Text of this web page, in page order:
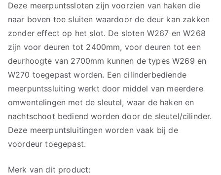
Deze meerpuntssloten zijn voorzien van haken die
naar boven toe sluiten waardoor de deur kan zakken
zonder effect op het slot. De sloten W267 en W268
zijn voor deuren tot 2400mm, voor deuren tot een
deurhoogte van 2700mm kunnen de types W269 en
W270 toegepast worden. Een cilinderbediende
meerpuntssluiting werkt door middel van meerdere
omwentelingen met de sleutel, waar de haken en
nachtschoot bediend worden door de sleutel/cilinder.
Deze meerpuntsluitingen worden vaak bij de
voordeur toegepast.
Merk van dit product: